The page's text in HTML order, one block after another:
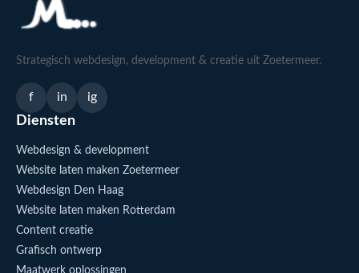
Strategisch webdesign, development & creatie uit Zoetermeer.
f in ig
Diensten
Webdesign & development
Website laten maken Zoetermeer
Webdesign Den Haag
Website laten maken Rotterdam
Content creatie
Grafisch ontwerp
Maatwerk oplossingen